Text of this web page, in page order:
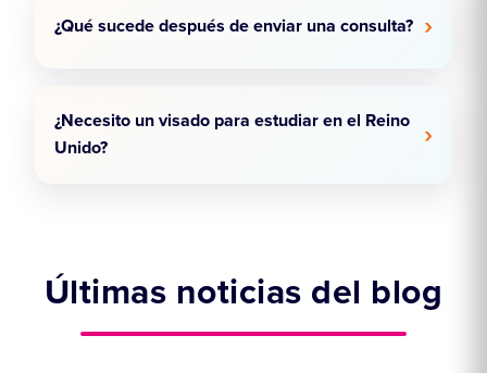
¿Qué sucede después de enviar una consulta?
¿Necesito un visado para estudiar en el Reino
Unido?
Últimas noticias del blog